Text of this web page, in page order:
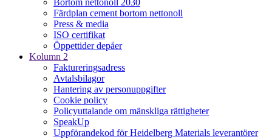
Bortom nettonoll 2030
Färdplan cement bortom nettonoll
Press & media
ISO certifikat
Öppettider depåer
Kolumn 2
Faktureringsadress
Avtalsbilagor
Hantering av personuppgifter
Cookie policy
Policyuttalande om mänskliga rättigheter
SpeakUp
Uppförandekod för Heidelberg Materials leverantörer